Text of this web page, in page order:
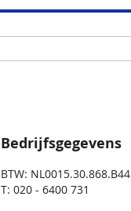
Bedrijfsgegevens
BTW: NL0015.30.868.B44
T: 020 - 6400 731